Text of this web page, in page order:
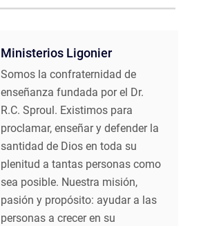
Ministerios Ligonier
Somos la confraternidad de
enseñanza fundada por el Dr.
R.C. Sproul. Existimos para
proclamar, enseñar y defender la
santidad de Dios en toda su
plenitud a tantas personas como
sea posible. Nuestra misión,
pasión y propósito: ayudar a las
personas a crecer en su